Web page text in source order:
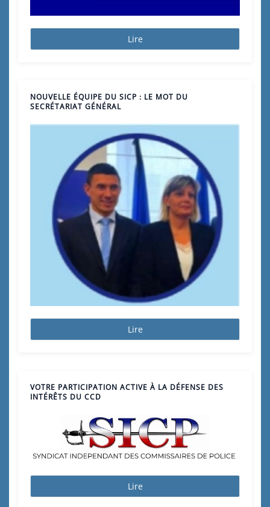
Lire
NOUVELLE ÉQUIPE DU SICP : LE MOT DU
SECRÉTARIAT GÉNÉRAL
Lire
VOTRE PARTICIPATION ACTIVE À LA DÉFENSE DES
INTÉRÊTS DU CCD
Lire